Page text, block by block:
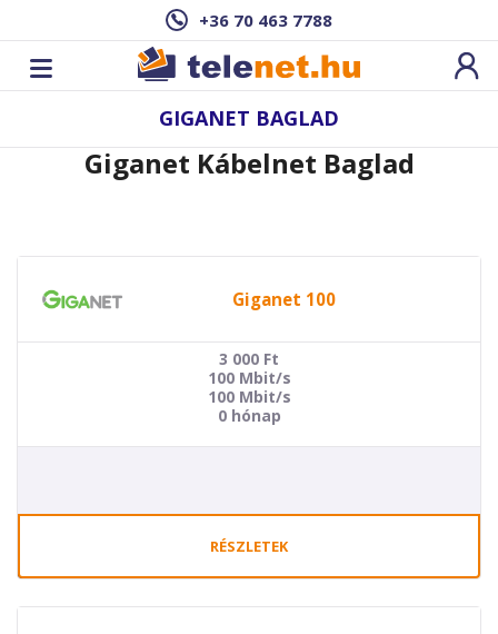
+36 70 463 7788
GIGANET BAGLAD
Giganet Kábelnet Baglad
Giganet 100
3 000 Ft
100 Mbit/s
100 Mbit/s
0 hónap
RÉSZLETEK